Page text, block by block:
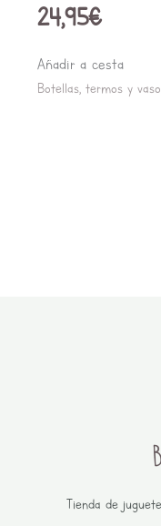
24,95€
Añadir a cesta
Botellas, termos y
Tienda de